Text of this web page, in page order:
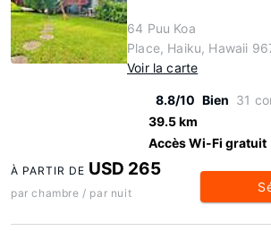
64 Puu Koa
Place, Haiku, Hawaii
Voir la carte
8.8/10 Bien 31
39.5 km
Accès Wi-Fi gratuit
À PARTIR DE USD 265
par chambre / par nuit